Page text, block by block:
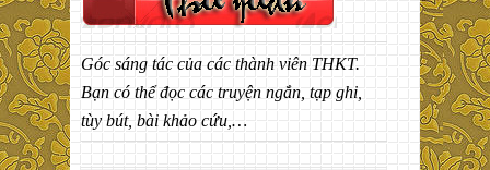
Góc sáng tác của các thành viên THKT.
Bạn có thể đọc các truyện ngắn, tạp ghi,
tùy bút, bài khảo cứu,…